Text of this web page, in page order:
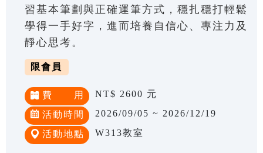
習基本筆劃與正確運筆方式，穩扎穩打輕鬆
學得一手好字，進而培養自信心、專注力及
靜心思考。
限會員
費 用 NT$ 2600 元
活動時間 2026/09/05 ~ 2026/12/19
活動地點 W313教室